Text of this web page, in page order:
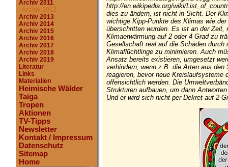
Archiv 2011
Archiv 2012
Archiv 2013
Archiv 2014
Archiv 2015
Archiv 2016
Archiv 2017
Archiv 2018
Archiv 2019
Literatur
Links
Materialien
Heimische Wälder
Taiga
Tropen
Aktionen
TV-Tipps
Newsletter
Kontakt / Impressum
Datenschutz
Sitemap
Home
http://en.wikipedia.org/wiki/
dies zu ändern, ist nicht in Sicht. Der
wichtige Kipp-Punkte des Klimas wie
überschritten wurden. Es ist an der Zeit,
Klimaerwärmung auf 2 oder 4 Grad zu
Gesellschaft real auf die Schäden durch
Klimaflüchtlinge zu minimieren. Auch
Ansatz bereits existieren, umgesetzt
verhindern, wenn z.B. die Arten aus
reagieren, bevor neue Kreislaufsysteme
offensichtlich werden. Die
Strukturen aufbauen, um dann
Und er wird sich nicht per Dekret auf 2